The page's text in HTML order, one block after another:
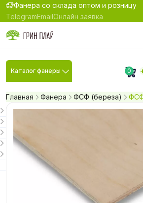
Фанера со склада оптом и розницу
TelegramEmailОнлайн заявка
Каталог фанеры 0
Главная Фанера ФСФ (береза) ФСФ